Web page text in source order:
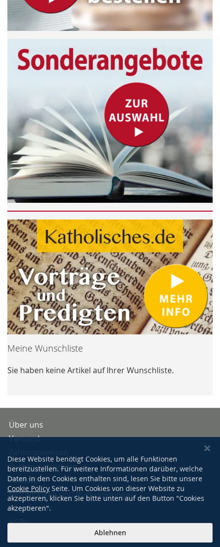
Meine Wunschliste
Sie haben keine Artikel auf Ihrer Wunschliste.
Über uns
Versand
Buchpreisbindung
Kontakt
Bestellungen und Rücksendungen
Impressum
AGBs
Diese Website benötigt Cookies, um alle Funktionen
bereitzustellen. Für weitere Informationen darüber, welche
Daten in den Cookies enthalten sind, lesen Sie bitte unsere
Cookie Policy Seite. Um Cookies von dieser Website zu
akzeptieren, klicken Sie bitte unten auf den Button "Cookies
akzeptieren".
Ablehnen